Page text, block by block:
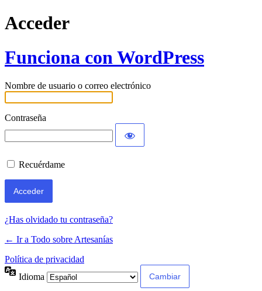
Acceder
Funciona con WordPress
Nombre de usuario o correo electrónico
Contraseña
Recuérdame
¿Has olvidado tu contraseña?
← Ir a Todo sobre Artesanías
Política de privacidad
Idioma